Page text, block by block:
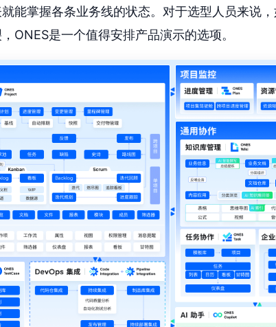
能掌握各条业务线的状态。对于选型人员来说
ONES是一个值得安排产品演示的选项。